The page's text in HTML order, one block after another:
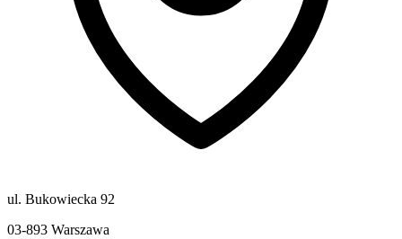
ul. Bukowiecka 92
03-893 Warszawa